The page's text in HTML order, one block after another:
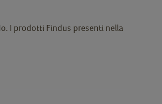
I prodotti Findus presenti nella